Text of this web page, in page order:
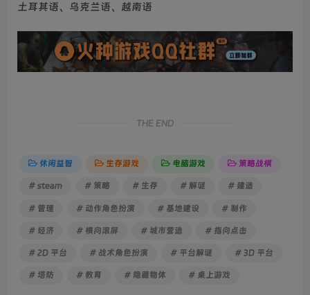
土耳其语、乌克兰语、越南语
THE END
休闲益智 生存游戏 电脑游戏 策略战棋
# steam # 策略 # 生存 # 解谜 # 建造
# 管理 # 动作角色扮演 # 基地建设 # 制作
# 经济 # 横向滚屏 # 城市营造 # 指向点击
# 2D 平台 # 战术角色扮演 # 平台解谜 # 3D 平台
# 塔防 # 教育 # 隐藏物体 # 桌上游戏